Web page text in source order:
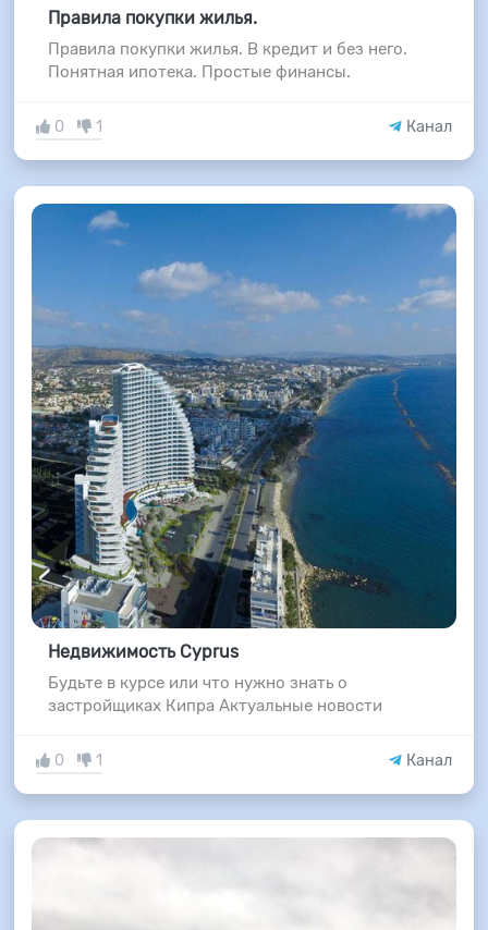
Правила покупки жилья.
Правила покупки жилья. В кредит и без него.
Понятная ипотека. Простые финансы.
0 1 Канал
Недвижимость Cyprus
Будьте в курсе или что нужно знать о
застройщиках Кипра Актуальные новости
0 1 Канал